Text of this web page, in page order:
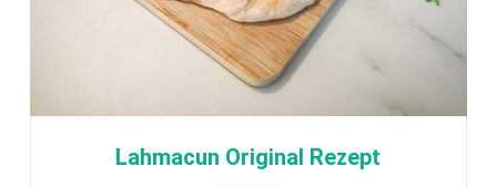
Lahmacun Original Rezept